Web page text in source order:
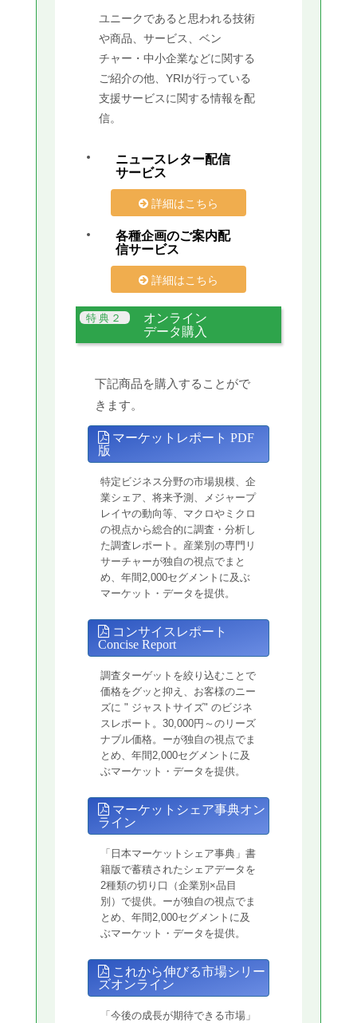
ユニークであると思われる技術
や商品、サービス、ベン
チャー・中小企業などに関する
ご紹介の他、YRIが行っている
支援サービスに関する情報を配
信。
ニュースレター配信
サービス
詳細はこちら
各種企画のご案内配
信サービス
詳細はこちら
オンライン
データ購入
下記商品を購入することがで
きます。
マーケットレポート PDF
版
特定ビジネス分野の市場規模、企
業シェア、将来予測、メジャープ
レイヤの動向等、マクロやミクロ
の視点から総合的に調査・分析し
た調査レポート。産業別の専門リ
サーチャーが独自の視点でまと
め、年間2,000セグメントに及ぶ
マーケット・データを提供。
コンサイスレポート
Concise Report
調査ターゲットを絞り込むことで
価格をグッと抑え、お客様のニー
ズに " ジャストサイズ" のビジネ
スレポート。30,000円～のリーズ
ナブル価格。ーが独自の視点でま
とめ、年間2,000セグメントに及
ぶマーケット・データを提供。
マーケットシェア事典オン
ライン
「日本マーケットシェア事典」書
籍版で蓄積されたシェアデータを
2種類の切り口（企業別×品目
別）で提供。ーが独自の視点でま
とめ、年間2,000セグメントに及
ぶマーケット・データを提供。
これから伸びる市場シリー
ズオンライン
「今後の成長が期待できる市場」